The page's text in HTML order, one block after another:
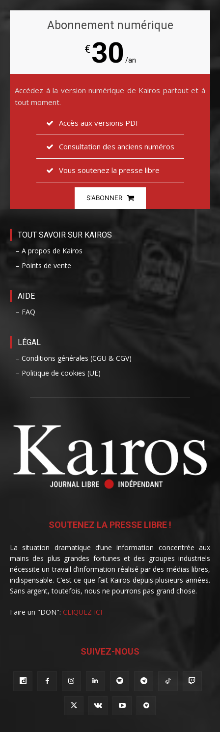
Abonnement numérique
€30 /an
Accédez à la version numérique de Kairos partout et à
tout moment.
Accès aux versions PDF
Consultation des anciens numéros
Vous soutenez la presse libre
S'ABONNER
TOUT SAVOIR SUR KAIROS
– A propos de Kairos
– Points de vente
AIDE
– FAQ
LÉGAL
– Conditions générales (CGU & CGV)
– Politique de cookies (UE)
SOUTENEZ LA PRESSE LIBRE !
La situation dramatique d’une information concentrée aux
mains des plus grandes fortunes et des groupes industriels
nécessite un travail d’information réalisé par des médias libres,
indispensable. C’est ce que fait Kairos depuis plusieurs années.
Sans argent, toutefois, nous ne pourrons pas grand chose.
Faire un "DON": CLIQUEZ ICI
SUIVEZ-NOUS